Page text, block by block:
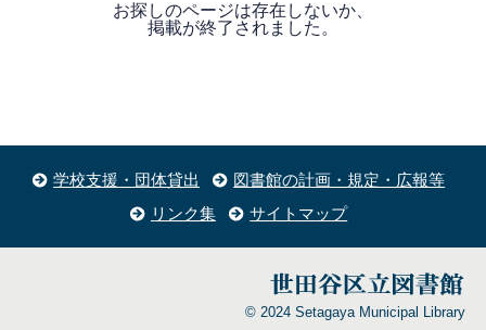
お探しのページは存在しないか、
掲載が終了されました。
学校支援・団体貸出
図書館の計画・規定・広報等
リンク集
サイトマップ
© 2024 Setagaya Municipal Library